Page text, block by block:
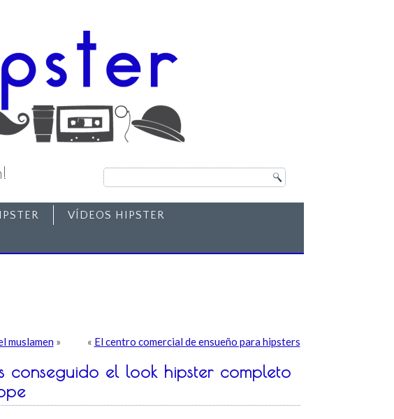
VÍDEOS HIPSTER
muslamen» « El centro comercial de ensueño para hipsters
conseguido el look hipster completo